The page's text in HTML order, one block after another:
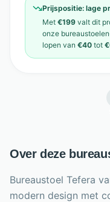
Prijspositie: lage
Met €199 valt dit
onze bureaustoelen
lopen van €40 tot
Over deze
Bureaustoel Tefera
modern design met